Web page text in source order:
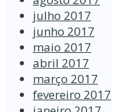
julho 2017
junho 2017
maio 2017
abril 2017
março 2017
fevereiro 2017